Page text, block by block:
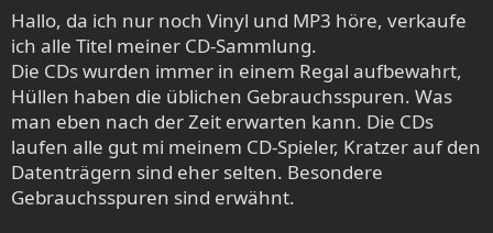
Hallo, da ich nur noch Vinyl und MP3 höre, verkaufe
ich alle Titel meiner CD-Sammlung.
Die CDs wurden immer in einem Regal aufbewahrt,
Hüllen haben die üblichen Gebrauchsspuren. Was
man eben nach der Zeit erwarten kann. Die CDs
laufen alle gut mi meinem CD-Spieler, Kratzer auf den
Datenträgern sind eher selten. Besondere
Gebrauchsspuren sind erwähnt.